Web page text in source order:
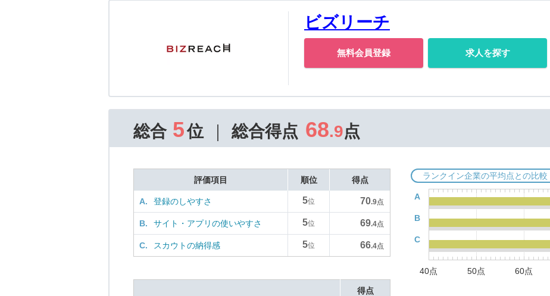
ビズリーチ
無料会員登録 求人を探す
総合 5位 総合得点 68.9点
評価項目 順位 得点
A. 登録のしやすさ 5位 70.9点
B. サイト・アプリの使いやすさ 5位 69.4点
C. スカウトの納得感 5位 66.4点
ランクイン企業の平均点との比較
A
B
C
40点 50点 60点
得点